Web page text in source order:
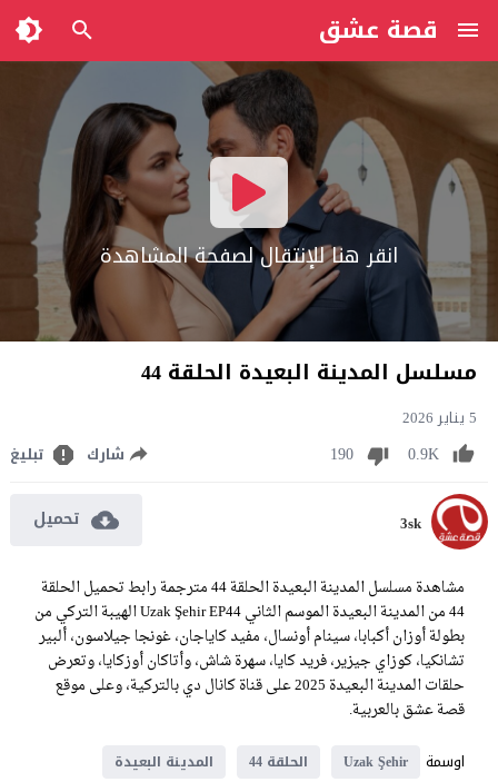
قصة عشق
انقر هنا للإنتقال لصفحة المشاهدة
مسلسل المدينة البعيدة الحلقة 44
5 يناير 2026
0.9K
190 شارك تبليغ
3sk تحميل
مشاهدة مسلسل المدينة البعيدة الحلقة 44 مترجمة رابط تحميل الحلقة
44 من المدينة البعيدة الموسم الثاني Uzak Şehir EP44 الهيبة التركي من
بطولة أوزان أكبابا، سينام أونسال، مفيد كاياجان، غونجا جيلاسون، ألبير
تشانكيا، كوزاي جيزير، فريد كايا، سهرة شاش، وأتاكان أوزكايا، وتعرض
حلقات المدينة البعيدة 2025 على قناة كانال دي بالتركية، وعلى موقع
قصة عشق بالعربية.
اوسمة
Uzak Şehir الحلقة 44
المدينة البعيدة